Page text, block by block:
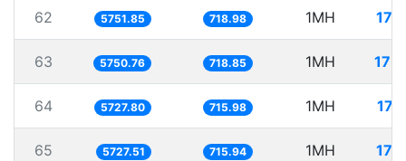
62 5751.85 718.98 1MH
63 5750.76 718.85 1MH
64 5727.80 715.98 1MH
65 5727.51 715.94 1MH